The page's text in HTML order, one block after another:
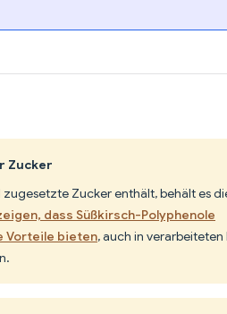
Zucker
Zucker enthält, behält es
dass Süßkirsch-Polyphenole
Vorteile bieten, auch in verarbeiteten